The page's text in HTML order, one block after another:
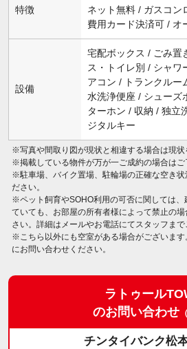
特徴
ネット無料 / ガスコン
費用カード決済可 / オ
設備
宅配ボックス / ごみ置
ス・トイレ別 / シャワ
アコン / トランクルー
水洗浄便座 / シューズ
ターホン / 収納 / 独立
ジタルキー
※写真や間取り図が現状と相違する場合は現状
※掲載している物件が万が一ご成約の場合はご
※駐車場、バイク置場、駐輪場の正確な空き状
ださい。
※ペット飼育やSOHO利用の可否に関しては、
ていても、お部屋の所有者様によって禁止の
さい。詳細はメールやお電話にてスタッフまで
※こちら以外にも空室がある場合がございま
にお問い合わせください。
ラトゥール
のお問い合わせ
チンタイバンク松